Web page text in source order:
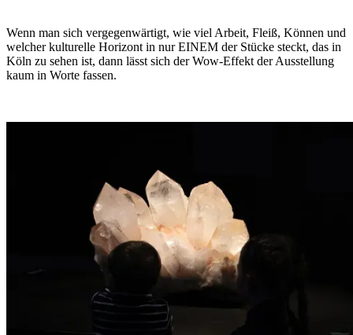
Wenn man sich vergegenwärtigt, wie viel Arbeit, Fleiß, Können und
welcher kulturelle Horizont in nur EINEM der Stücke steckt, das in
Köln zu sehen ist, dann lässt sich der Wow-Effekt der Ausstellung
kaum in Worte fassen.